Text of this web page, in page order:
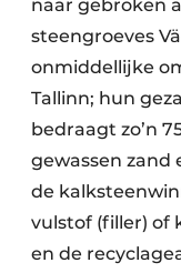
naar gebroken
steengroeves
onmiddellijke
Tallinn; hun
bedraagt zo’n
gewassen zand
de
vulstof (filler) of
en de